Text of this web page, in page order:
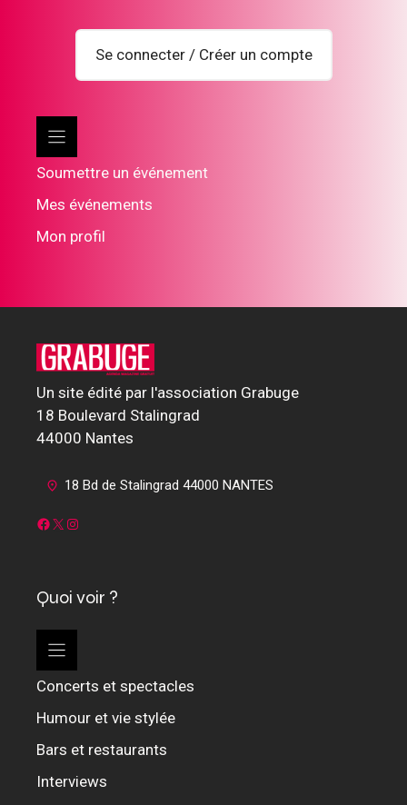
Se connecter / Créer un compte
Soumettre un événement
Mes événements
Mon profil
Un site édité par l'association Grabuge
18 Boulevard Stalingrad
44000 Nantes
18 Bd de Stalingrad 44000 NANTES
Facebook
X Instagram
Quoi voir ?
Concerts et spectacles
Humour et vie stylée
Bars et restaurants
Interviews